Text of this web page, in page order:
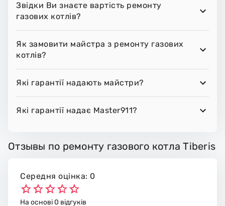
Звідки Ви знаєте вартість ремонту
газових котлів?
Як замовити майстра з ремонту газових
котлів?
Які гарантії надають майстри?
Які гарантії надає Master911?
Отзывы по ремонту газового котла Tiberis
Середня оцінка: 0
На основі 0 відгуків